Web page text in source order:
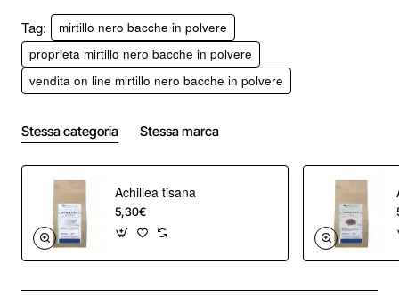
digestione e altro ancora.
Sia che tu stia cercando di migliorare la tua salute generale o
di affrontare specifici problemi di salute, il mirtillo nero polvere
può essere preso in considerazione.
Come incorporare il Mirtillo Nero Polvere nella tua dieta.
Ci sono molti modi per incorporare il mirtillo nero polvere nella
tua dieta.
Uno dei modi più semplici è aggiungerlo a frullati o succhi.
Puoi anche cospargerlo sopra lo yogurt o la farina d'avena
Tag:
mirtillo nero bacche in polvere
proprieta mirtillo nero bacche in polvere
vendita on line mirtillo nero bacche in polvere
Stessa categoria Stessa marca
Achillea tisana
5,30€